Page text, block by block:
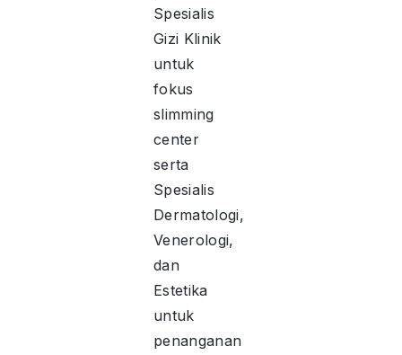
Spesialis
Gizi Klinik
untuk
fokus
slimming
center
serta
Spesialis
Dermatologi,
Venerologi,
dan
Estetika
untuk
penanganan